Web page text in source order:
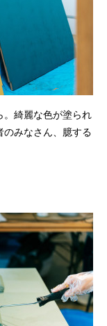
。綺麗な色が塗られ
みなさん、臆する